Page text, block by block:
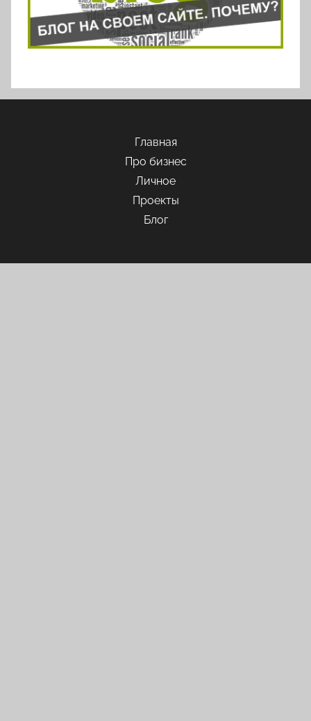
Главная
Про бизнес
Личное
Проекты
Блог